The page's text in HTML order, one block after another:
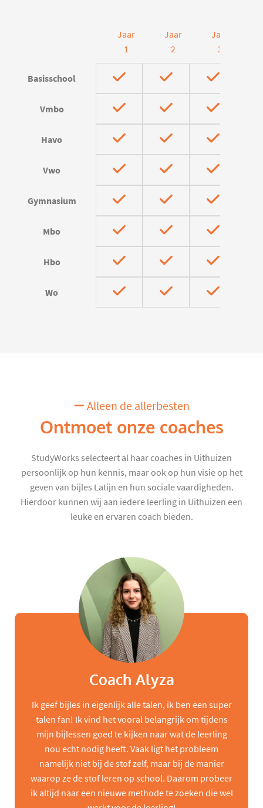
Jaar
1
Jaar
2
Jaar
3
Basisschool
Vmbo
Havo
Vwo
Gymnasium
Mbo
Hbo
Wo
Alleen de allerbesten
Ontmoet onze coaches
StudyWorks selecteert al haar coaches in Uithuizen
persoonlijk op hun kennis, maar ook op hun visie op het
geven van bijles Latijn en hun sociale vaardigheden.
Hierdoor kunnen wij aan iedere leerling in Uithuizen een
leuke en ervaren coach bieden.
Coach Alyza
Ik geef bijles in eigenlijk alle talen, ik ben een super
talen fan! Ik vind het vooral belangrijk om tijdens
mijn bijlessen goed te kijken naar wat de leerling
nou echt nodig heeft. Vaak ligt het probleem
namelijk niet bij de stof zelf, maar bij de manier
waarop ze de stof leren op school. Daarom probeer
ik altijd naar een nieuwe methode te zoeken die wel